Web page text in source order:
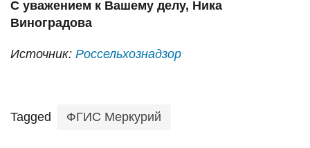
С уважением к Вашему делу, Ника
Виноградова
Источник: Россельхознадзор
Tagged ФГИС Меркурий